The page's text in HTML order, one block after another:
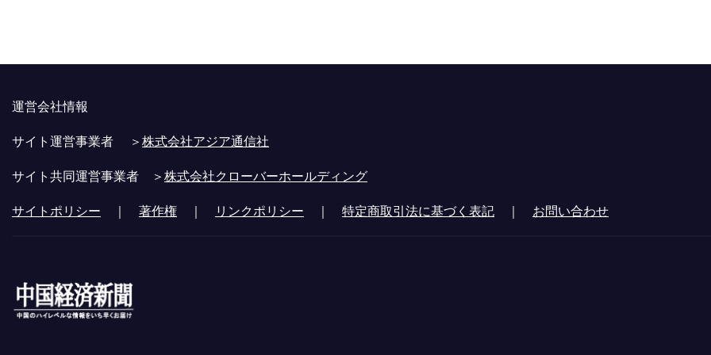
運営会社情報
サイト運営事業者 ＞株式会社アジア通信社
サイト共同運営事業者 ＞株式会社クローバーホールディング
サイトポリシー ｜ 著作権 ｜ リンクポリシー ｜ 特定商取引法に基づく表記 ｜ お問い合わせ